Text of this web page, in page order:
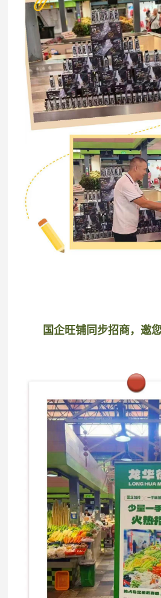
国企旺铺同步招商，邀